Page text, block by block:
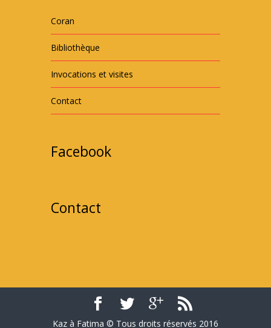
Coran
Bibliothèque
Invocations et visites
Contact
Facebook
Contact
Kaz à Fatima © Tous droits réservés 2016